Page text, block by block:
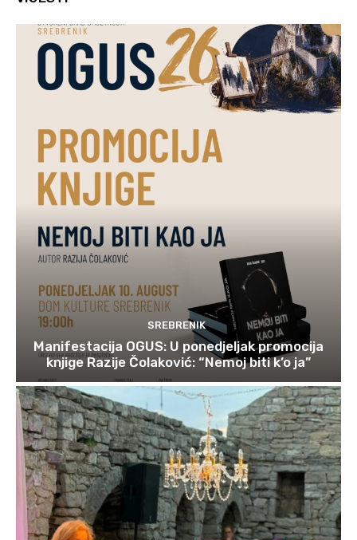
SREBRENIK
Manifestacija OGUS: U ponedjeljak promocija
knjige Razije Čolaković: “Nemoj biti k’o ja”